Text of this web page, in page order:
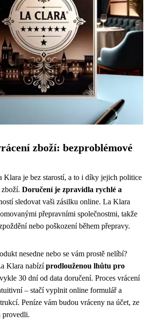
zboží: bezproblémové
Klara je bez starostí, a to i díky jejich politice
Doručení je zpravidla rychlé a
sledovat vaši zásilku online. La Klara
přepravními společnostmi, takže
nebo poškození během přepravy.
nesedne nebo se vám prostě nelíbí?
Klara nabízíprodlouženou lhůtu pro
30 dní od data doručení. Proces vrácení
– stačí vyplnit online formulář a
Peníze vám budou vráceny na účet, ze
provedli.